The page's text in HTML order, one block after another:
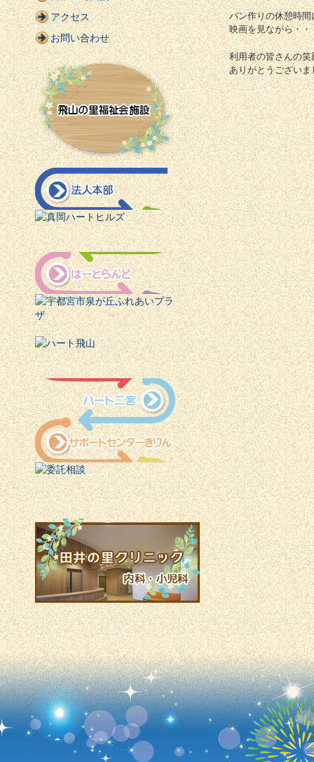
パン作りの休憩時間
映画を見ながら・・
利用者の皆さんの
ありがとうございま
アクセス
お問い合わせ